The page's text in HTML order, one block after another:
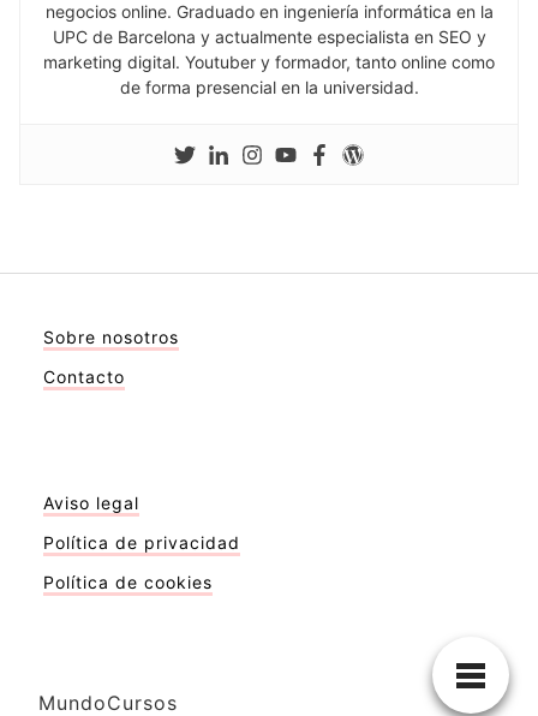
negocios online. Graduado en ingeniería informática en la
UPC de Barcelona y actualmente especialista en SEO y
marketing digital. Youtuber y formador, tanto online como
de forma presencial en la universidad.
Sobre nosotros
Contacto
Aviso legal
Política de privacidad
Política de cookies
MundoCursos